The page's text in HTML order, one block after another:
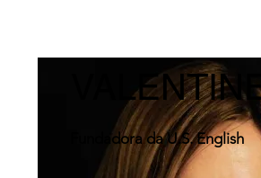
Fundadora da U.S. English